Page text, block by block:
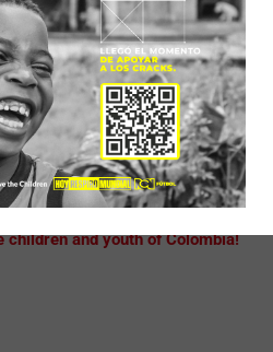
Donation Button:
children and youth of Colombia!